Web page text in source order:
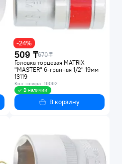
509 ₸670 ₸
-24%
Головка торцевая MATRIX
"MASTER" 6-гранная 1/2" 19мм
13119
Код товара: 19092
В наличии
В корзину